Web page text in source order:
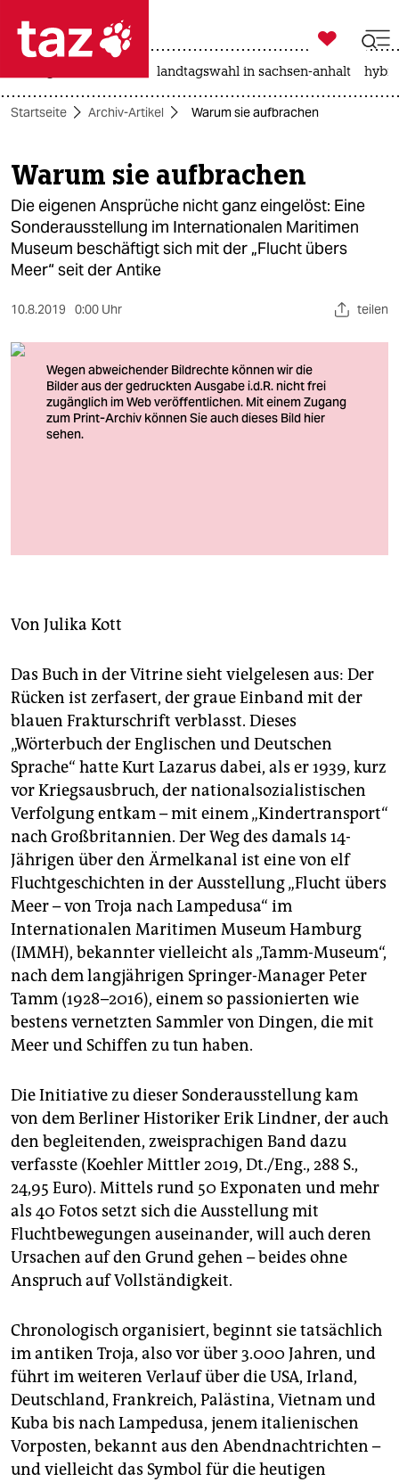
 taz zahl ich
taz zahl ich
themen
politik
öko
gesellschaft
kultur
sport
berlin
nord
verlag
shop
unterstützen
abo
genossenschaft
epaper login

taz zahl ich
landtagswahl in sachsen-anhalt
Startseite Archiv-Artikel Warum sie aufbrachen
Warum sie aufbrachen
Die eigenen Ansprüche nicht ganz eingelöst: Eine
Sonderausstellung im Internationalen Maritimen
Museum beschäftigt sich mit der „Flucht übers
Meer“ seit der Antike
10.8.2019 0:00 Uhr teilen
Von Julika Kott
Das Buch in der Vitrine sieht vielgelesen aus: Der
Rücken ist zerfasert, der graue Einband mit der
blauen Frakturschrift verblasst. Dieses
„Wörterbuch der Englischen und Deutschen
Sprache“ hatte Kurt Lazarus dabei, als er 1939, kurz
vor Kriegsausbruch, der nationalsozialistischen
Verfolgung entkam – mit einem „Kindertransport“
nach Großbritannien. Der Weg des damals 14-
Jährigen über den Ärmelkanal ist eine von elf
Fluchtgeschichten in der Ausstellung „Flucht übers
Meer – von Troja nach Lampedusa“ im
Internationalen Maritimen Museum Hamburg
(IMMH), bekannter vielleicht als „Tamm-Museum“,
nach dem langjährigen Springer-Manager Peter
Tamm (1928–2016), einem so passionierten wie
bestens vernetzten Sammler von Dingen, die mit
Meer und Schiffen zu tun haben.
Die Initiative zu dieser Sonderausstellung kam
von dem Berliner Historiker Erik Lindner, der auch
den begleitenden, zweisprachigen Band dazu
verfasste (Koehler Mittler 2019, Dt./Eng., 288 S.,
24,95 Euro). Mittels rund 50 Exponaten und mehr
als 40 Fotos setzt sich die Ausstellung mit
Fluchtbewegungen auseinander, will auch deren
Ursachen auf den Grund gehen – beides ohne
Anspruch auf Vollständigkeit.
Chronologisch organisiert, beginnt sie tatsächlich
im antiken Troja, also vor über 3.000 Jahren, und
führt im weiteren Verlauf über die USA, Irland,
Deutschland, Frankreich, Palästina, Vietnam und
Kuba bis nach Lampedusa, jenem italienischen
Vorposten, bekannt aus den Abendnachtrichten –
und vielleicht das Symbol für die heutigen